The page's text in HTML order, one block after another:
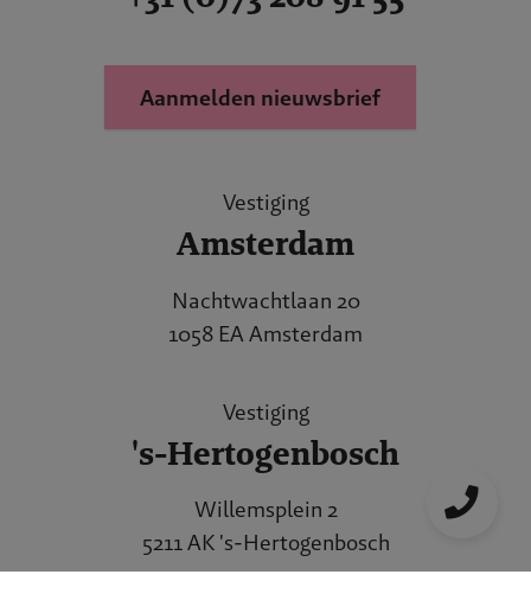
Aanmelden nieuwsbrief
Vestiging
Amsterdam
Nachtwachtlaan 20
1058 EA Amsterdam
Vestiging
's-Hertogenbosch
Willemsplein 2
5211 AK 's-Hertogenbosch